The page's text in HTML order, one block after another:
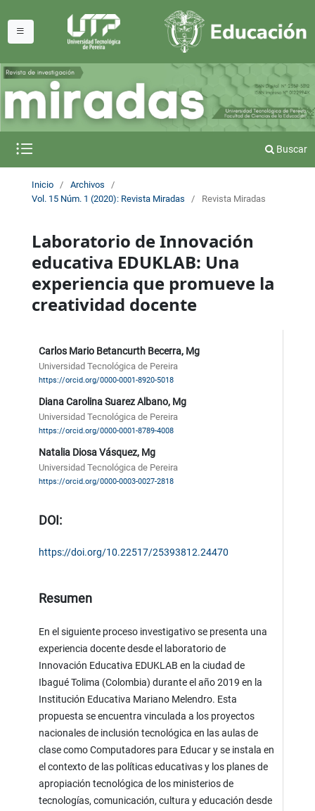
Buscar
Inicio / Archivos
/
Vol. 15 Núm. 1 (2020): Revista Miradas
/ Revista Miradas
Laboratorio de Innovación
educativa EDUKLAB: Una
experiencia que promueve la
creatividad docente
Carlos Mario Betancurth Becerra, Mg
Universidad Tecnológica de Pereira
https://orcid.org/0000-0001-8920-5018
Diana Carolina Suarez Albano, Mg
Universidad Tecnológica de Pereira
https://orcid.org/0000-0001-8789-4008
Natalia Diosa Vásquez, Mg
Universidad Tecnológica de Pereira
https://orcid.org/0000-0003-0027-2818
DOI:
https://doi.org/10.22517/25393812.24470
Resumen
En el siguiente proceso investigativo se presenta una
experiencia docente desde el laboratorio de
Innovación Educativa EDUKLAB en la ciudad de
Ibagué Tolima (Colombia) durante el año 2019 en la
Institución Educativa Mariano Melendro. Esta
propuesta se encuentra vinculada a los proyectos
nacionales de inclusión tecnológica en las aulas de
clase como Computadores para Educar y se instala en
el contexto de las políticas educativas y los planes de
apropiación tecnológica de los ministerios de
tecnologías, comunicación, cultura y educación desde